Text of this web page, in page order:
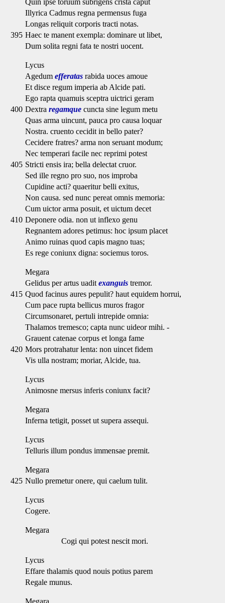
Quin ipse toruum subrigens crista caput
Illyrica Cadmus regna permensus fuga
Longas reliquit corporis tracti notas.
395 Haec te manent exempla: dominare ut libet,
Dum solita regni fata te nostri uocent.
Lycus
Agedum efferatas rabida uoces amoue
Et disce regum imperia ab Alcide pati.
Ego rapta quamuis sceptra uictrici geram
400 Dextra regamque cuncta sine legum metu
Quas arma uincunt, pauca pro causa loquar
Nostra. cruento cecidit in bello pater?
Cecidere fratres? arma non seruant modum;
Nec temperari facile nec reprimi potest
405 Stricti ensis ira; bella delectat cruor.
Sed ille regno pro suo, nos improba
Cupidine acti? quaeritur belli exitus,
Non causa. sed nunc pereat omnis memoria:
Cum uictor arma posuit, et uictum decet
410 Deponere odia. non ut inflexo genu
Regnantem adores petimus: hoc ipsum placet
Animo ruinas quod capis magno tuas;
Es rege coniunx digna: sociemus toros.
Megara
Gelidus per artus uadit exanguis tremor.
415 Quod facinus aures pepulit? haut equidem horrui,
Cum pace rupta bellicus muros fragor
Circumsonaret, pertuli intrepide omnia:
Thalamos tremesco; capta nunc uideor mihi. -
Grauent catenae corpus et longa fame
420 Mors protrahatur lenta: non uincet fidem
Vis ulla nostram; moriar, Alcide, tua.
Lycus
Animosne mersus inferis coniunx facit?
Megara
Inferna tetigit, posset ut supera assequi.
Lycus
Telluris illum pondus immensae premit.
Megara
425 Nullo premetur onere, qui caelum tulit.
Lycus
Cogere.
Megara
Cogi qui potest nescit mori.
Lycus
Effare thalamis quod nouis potius parem
Regale munus.
Megara